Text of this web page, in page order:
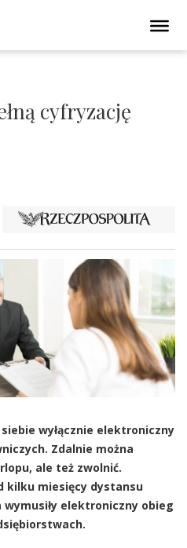
cyfryzację
wyłącznie elektroniczny
Zdalnie można
ale też zwolnić.
kilku miesięcy dystansu
wymusiły elektroniczny obieg